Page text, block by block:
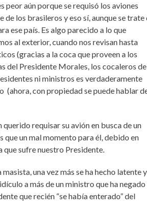
peor aún porque se requisó los aviones
los brasileros y eso sí, aunque se trate
ese país. Es algo parecido a lo que
al exterior, cuando nos revisan hasta
(gracias a la coca que proveen a los
del Presidente Morales, los cocaleros
ni ministros es verdaderamente
con propiedad se puede hablar
requisar su avión en busca de un
un mal momento para él, debido en
que sufre nuestro Presidente.
una vez más se ha hecho latente y
a más de un ministro que ha negado
que recién “se había enterado” del